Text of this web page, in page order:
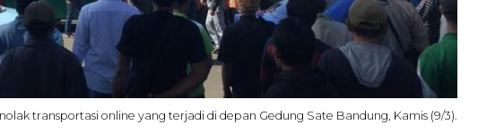
transportasi online yang terjadi di depan Gedung Sate Bandung, Kamis (9/3).